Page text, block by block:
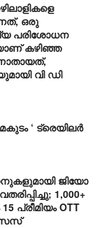
ഒരു
പരിശോധന
കഴിഞ്ഞ
വി ഡി
‘ ട്രെയിലർ
ജിയോ
1,000+
പ്രീമിയം OTT